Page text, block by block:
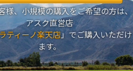
様、小規模の購入をご希望の方は、
アスク直営店
ティーノ楽天店」でご購入いただけ
ます。